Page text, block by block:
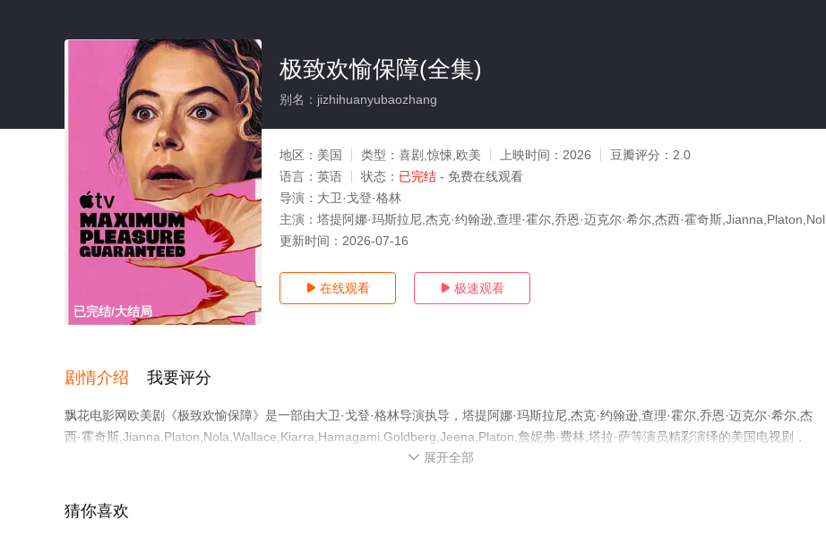
已完结/大结局
极致欢愉保障(全集)
别名：jizhihuanyubaozhang
地区： 美国 类型： 喜剧,惊悚,欧美 上映时间： 2026 豆瓣评分： 2.0
语言： 英语 状态： 已完结 - 免费在线观看
导演： 大卫·戈登·格林
主演： 塔提阿娜·玛斯拉尼,杰克·约翰逊,查理·霍尔,乔恩·迈克尔·希尔,杰西·霍奇斯,Jianna,Platon,Nol
更新时间： 2026-07-16
 在线观看  极速观看
剧情介绍 我要评分
飘花电影网欧美剧《极致欢愉保障》是一部由大卫·戈登·格林导演执导，塔提阿娜·玛斯拉尼,杰克·约翰逊,查理·霍尔,乔恩·迈克尔·希尔,杰
西·霍奇斯,Jianna,Platon,Nola,Wallace,Kiarra,Hamagami,Goldberg,Jeena,Platon,詹妮弗·费林,塔拉·萨等演员精彩演绎的美国电视剧，
大结局剧情已揭晓（已完结），手机免费观看高清未删减完整版电视剧全集就上飘花影院，更多相关信息可移步至豆瓣电视剧、电视猫或
 展开全部
猜你喜欢